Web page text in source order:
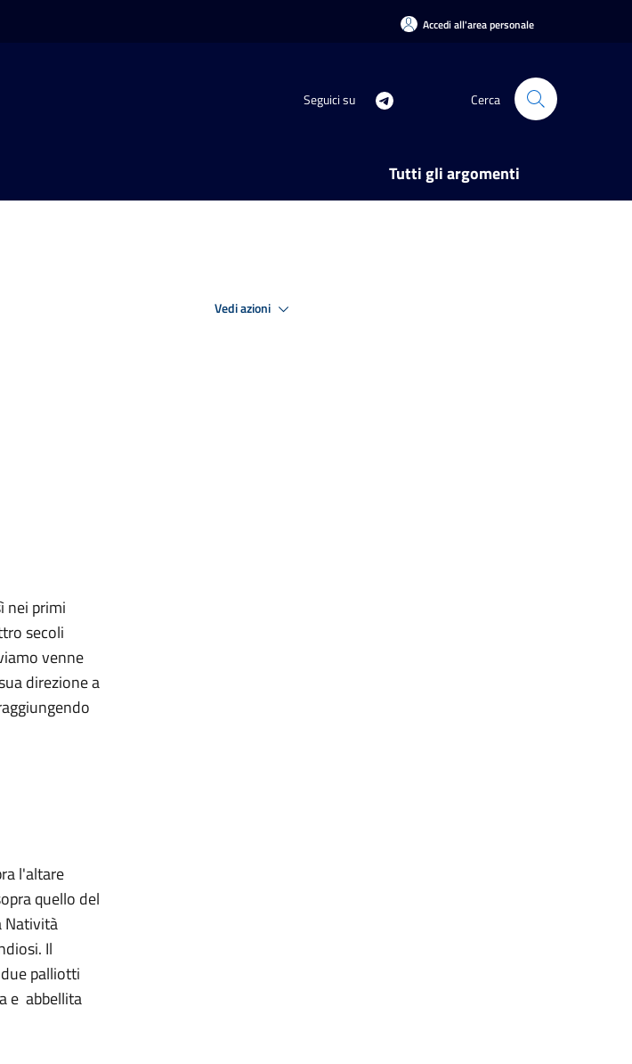
Accedi all'area personale
Seguici su Cerca
Tutti gli argomenti
nei primi
secoli
venne
direzione a
l'altare
quello del
Natività
Il
palliotti
e abbellita
Vedi azioni